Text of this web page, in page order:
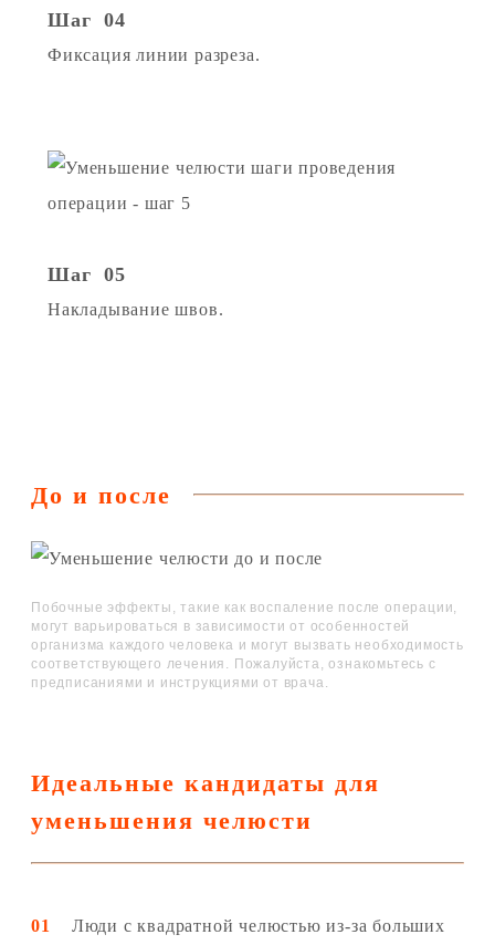
Шаг 04
Фиксация линии разреза.
Шаг 05
Накладывание швов.
До и после
Побочные эффекты, такие как воспаление после операции,
могут варьироваться в зависимости от особенностей
организма каждого человека и могут вызвать необходимость
соответствующего лечения. Пожалуйста, ознакомьтесь с
предписаниями и инструкциями от врача.
Идеальные кандидаты для
уменьшения челюсти
01
Люди с квадратной челюстью из-за больших